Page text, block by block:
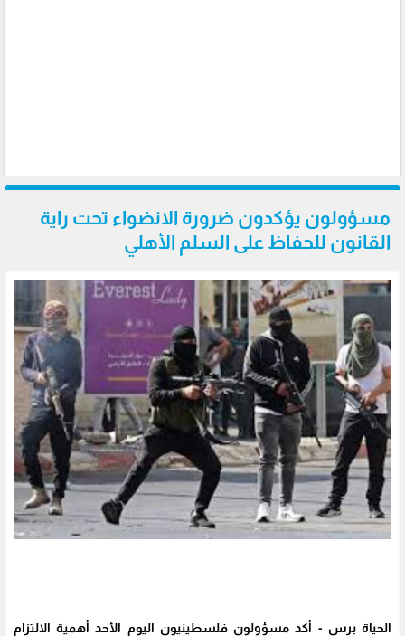
مسؤولون يؤكدون ضرورة الانضواء تحت راية
القانون للحفاظ على السلم الأهلي
الحياة برس - أكد مسؤولون فلسطينيون اليوم الأحد أهمية الالتزام